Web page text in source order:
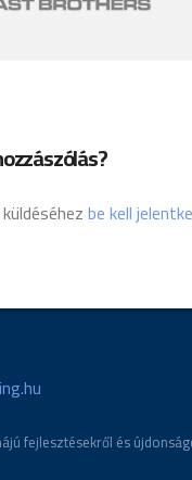
be kell
fejlesztésekről és